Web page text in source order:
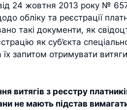
24 жовтня 2013 року №
обліку та реєстрації
такі документи, як
як суб’єкта
запитом отримувати
витягів з реєстру
не мають підстав вимагати